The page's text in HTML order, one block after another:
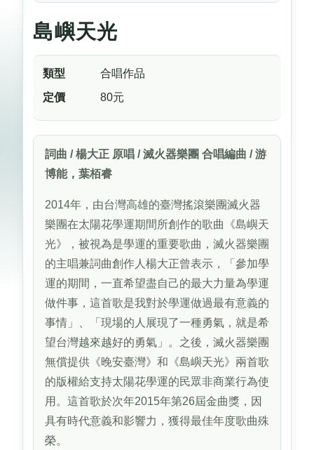
島嶼天光
類型
合唱作品
定價
80元
詞曲 / 楊大正 原唱 / 滅火器樂團 合唱編曲 / 游
博能，葉栢睿
2014年，由台灣高雄的臺灣搖滾樂團滅火器
樂團在太陽花學運期間所創作的歌曲《島嶼天
光》，被視為是學運的重要歌曲，滅火器樂團
的主唱兼詞曲創作人楊大正曾表示，「參加學
運的期間，一直希望盡自己的最大力量為學運
做件事，這首歌是我對於學運做過最有意義的
事情」、「現場的人展現了一種勇氣，就是希
望台灣越來越好的勇氣」。之後，滅火器樂團
無償提供《晚安臺灣》和《島嶼天光》兩首歌
的版權給支持太陽花學運的民眾非商業行為使
用。這首歌於次年2015年第26屆金曲獎，因
具有時代意義和影響力，獲得最佳年度歌曲殊
榮。